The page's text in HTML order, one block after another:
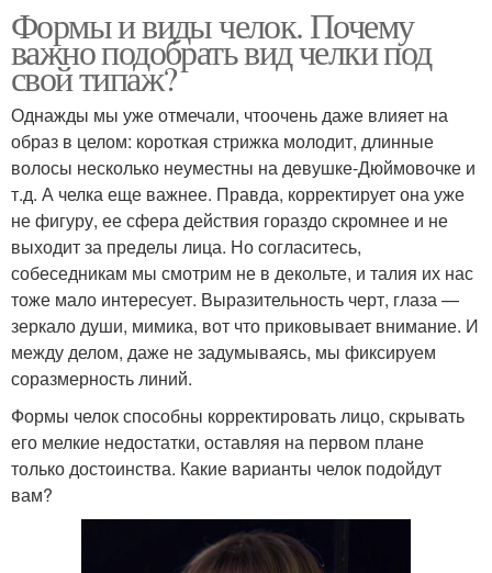
Формы и виды челок. Почему
важно подобрать вид челки под
свой типаж?
Однажды мы уже отмечали, чтоочень даже влияет на
образ в целом: короткая стрижка молодит, длинные
волосы несколько неуместны на девушке-Дюймовочке и
т.д. А челка еще важнее. Правда, корректирует она уже
не фигуру, ее сфера действия гораздо скромнее и не
выходит за пределы лица. Но согласитесь,
собеседникам мы смотрим не в декольте, и талия их нас
тоже мало интересует. Выразительность черт, глаза —
зеркало души, мимика, вот что приковывает внимание. И
между делом, даже не задумываясь, мы фиксируем
соразмерность линий.
Формы челок способны корректировать лицо, скрывать
его мелкие недостатки, оставляя на первом плане
только достоинства. Какие варианты челок подойдут
вам?